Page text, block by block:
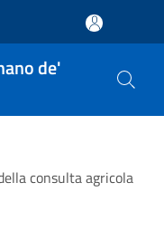
de'
consulta agricola